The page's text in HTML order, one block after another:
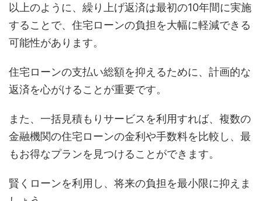
以上のように、繰り上げ返済は最初の10年間に実施
することで、住宅ローンの負担を大幅に軽減できる
可能性があります。
住宅ローンの支払い総額を抑えるために、計画的な
返済を心がけることが重要です。
また、一括見積もりサービスを利用すれば、複数の
金融機関の住宅ローンの金利や手数料を比較し、最
もお得なプランを見つけることができます。
賢くローンを利用し、将来の負担を最小限に抑えま